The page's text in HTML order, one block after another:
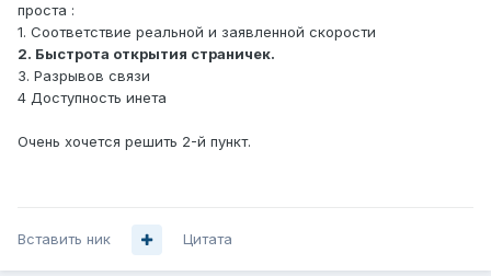
проста :
1. Соответствие реальной и заявленной скорости
2. Быстрота открытия страничек.
3. Разрывов связи
4 Доступность инета
Очень хочется решить 2-й пункт.
Вставить ник Цитата